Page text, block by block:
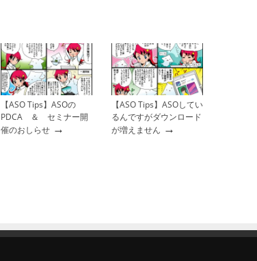
【ASO Tips】ASOの
PDCA ＆ セミナー開
催のおしらせ →
【ASO Tips】ASOしてい
るんですがダウンロード
が増えません →